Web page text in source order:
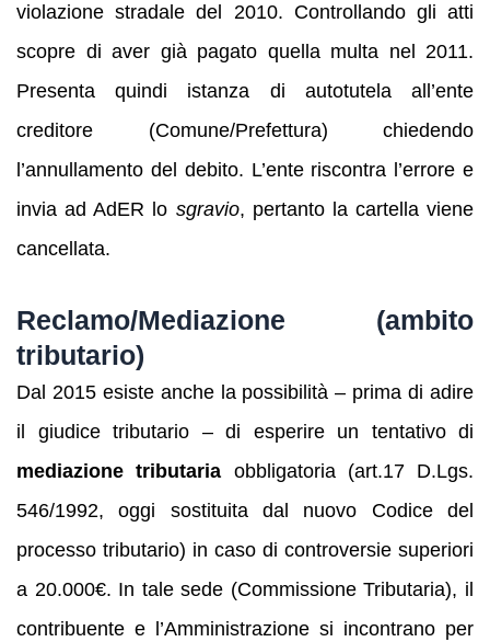
violazione stradale del 2010. Controllando gli atti
scopre di aver già pagato quella multa nel 2011.
Presenta quindi istanza di autotutela all’ente
creditore (Comune/Prefettura) chiedendo
l’annullamento del debito. L’ente riscontra l’errore e
invia ad AdER lo sgravio, pertanto la cartella viene
cancellata.
Reclamo/Mediazione (ambito
tributario)
Dal 2015 esiste anche la possibilità – prima di adire
il giudice tributario – di esperire un tentativo di
mediazione tributaria obbligatoria (art.17 D.Lgs.
546/1992, oggi sostituita dal nuovo Codice del
processo tributario) in caso di controversie superiori
a 20.000€. In tale sede (Commissione Tributaria), il
contribuente e l’Amministrazione si incontrano per